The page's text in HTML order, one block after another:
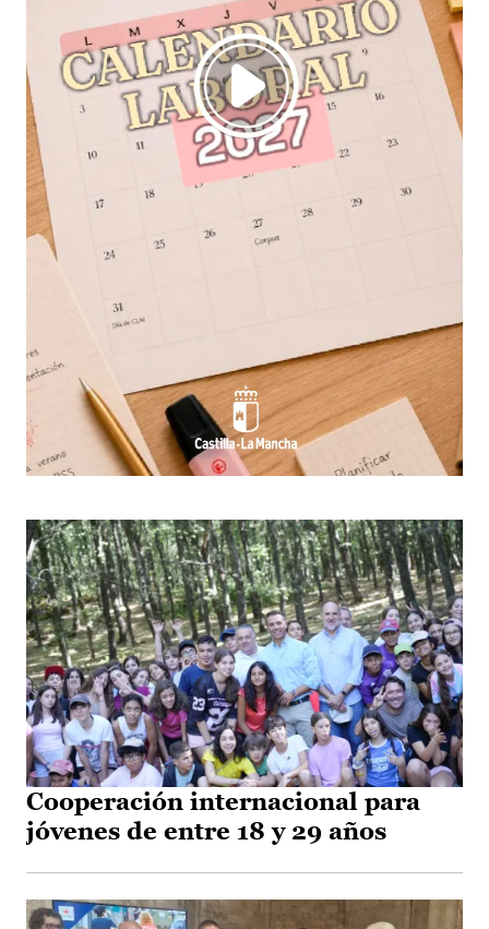
Cooperación internacional para
jóvenes de entre 18 y 29 años